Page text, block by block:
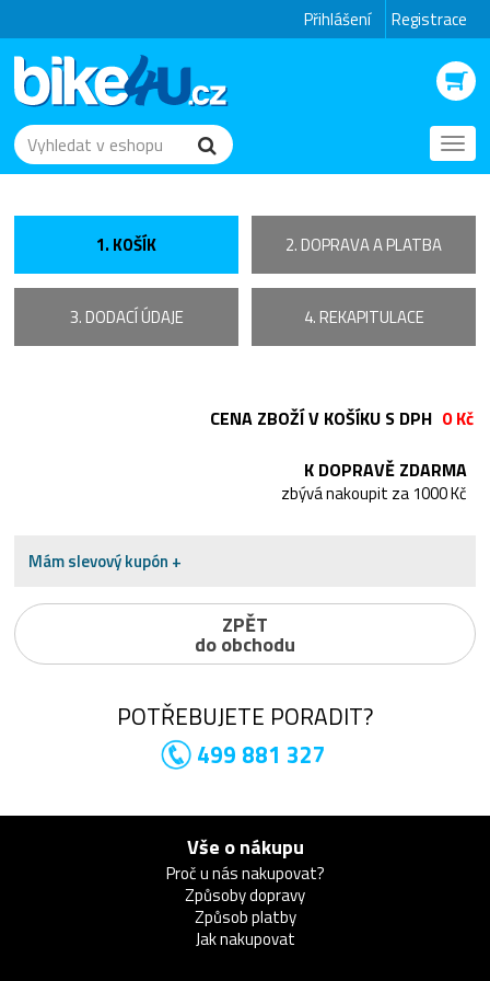
Přihlášení Registrace
1. KOŠÍK 2. DOPRAVA A PLATBA
3. DODACÍ ÚDAJE 4. REKAPITULACE
K DOPRAVĚ ZDARMA
zbývá nakoupit za 1000 Kč
CENA ZBOŽÍ V KOŠÍKU S DPH 0 Kč
Mám slevový kupón +
ZPĚT
do obchodu
POTŘEBUJETE PORADIT?
499 881 327
Vše o nákupu
Proč u nás nakupovat?
Způsoby dopravy
Způsob platby
Jak nakupovat